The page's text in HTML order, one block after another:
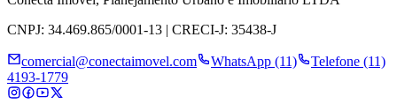
CNPJ: 34.469.865/0001-13 | CRECI-J: 35438-J
comercial@conectaimovel.com WhatsApp (11)
Telefone (11)
4193-1779